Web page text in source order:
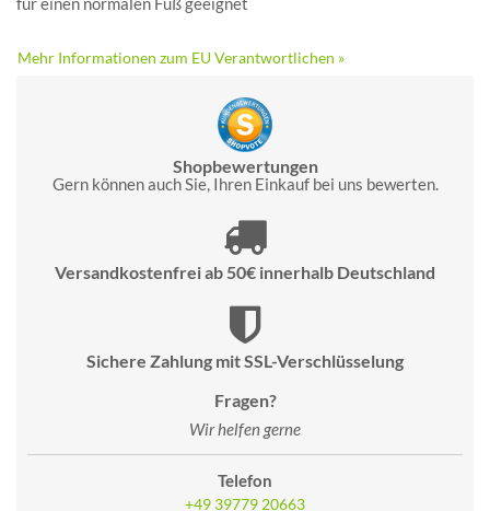
Mehr Informationen zum EU Verantwortlichen »
Shopbewertungen
Gern können auch Sie, Ihren Einkauf bei uns bewerten.
Versandkostenfrei ab 50€ innerhalb Deutschland
Sichere Zahlung mit SSL-Verschlüsselung
Fragen?
Wir helfen gerne
Telefon
+49 39779 20663